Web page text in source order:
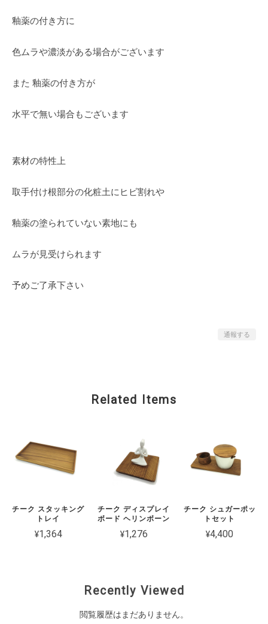
釉薬の付き方に
色ムラや濃淡がある場合がございます
また 釉薬の付き方が
水平で無い場合もございます
素材の特性上
取手付け根部分の化粧土にヒビ割れや
釉薬の塗られていない素地にも
ムラが見受けられます
予めご了承下さい
通報する
Related Items
チーク スタッキング
トレイ
¥1,364
チーク ディスプレイ
ボード ヘリンボーン
¥1,276
チーク シュガーポッ
トセット
¥4,400
Recently Viewed
閲覧履歴はまだありません。